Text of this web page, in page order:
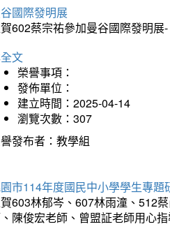
國際發明展
602蔡宗祐參加曼谷國際發明
文
榮譽事項：
發佈單位：
建立時間：2025-04-14
瀏覽次數：307
發布者：教學組
市114年度國民中小學學生專題
603林郁岑、607林雨潼、512
陳俊宏老師、曾盟証老師用心指